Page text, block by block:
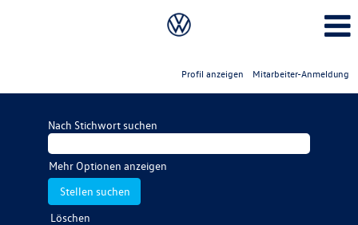
Profil anzeigen Mitarbeiter-Anmeldung
Nach Stichwort suchen
Mehr Optionen anzeigen
Löschen